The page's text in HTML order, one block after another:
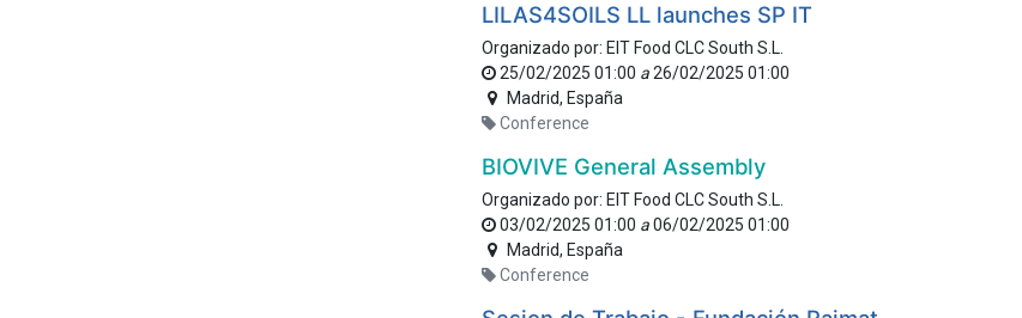
LILAS4SOILS LL launches SP IT
Organizado por: EIT Food CLC South S.L.
25/02/2025 01:00 a26/02/2025 01:00
Madrid, España
Conference
BIOVIVE General Assembly
Organizado por: EIT Food CLC South S.L.
03/02/2025 01:00 a06/02/2025 01:00
Madrid, España
Conference